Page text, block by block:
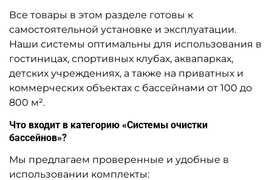
Все товары в этом разделе готовы к
самостоятельной установке и эксплуатации.
Наши системы оптимальны для использования в
гостиницах, спортивных клубах, аквапарках,
детских учреждениях, а также на приватных и
коммерческих объектах с бассейнами от 100 до
800 м².
Что входит в категорию «Системы очистки
бассейнов»?
Мы предлагаем проверенные и удобные в
использовании комплекты: